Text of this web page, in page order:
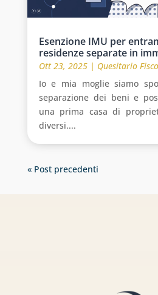
Esenzione IMU per
residenze separate in
Ott 23, 2025| Quesitario Fisco
Io e mia moglie siamo
separazione dei beni e
una prima casa di
diversi....
« Post precedenti